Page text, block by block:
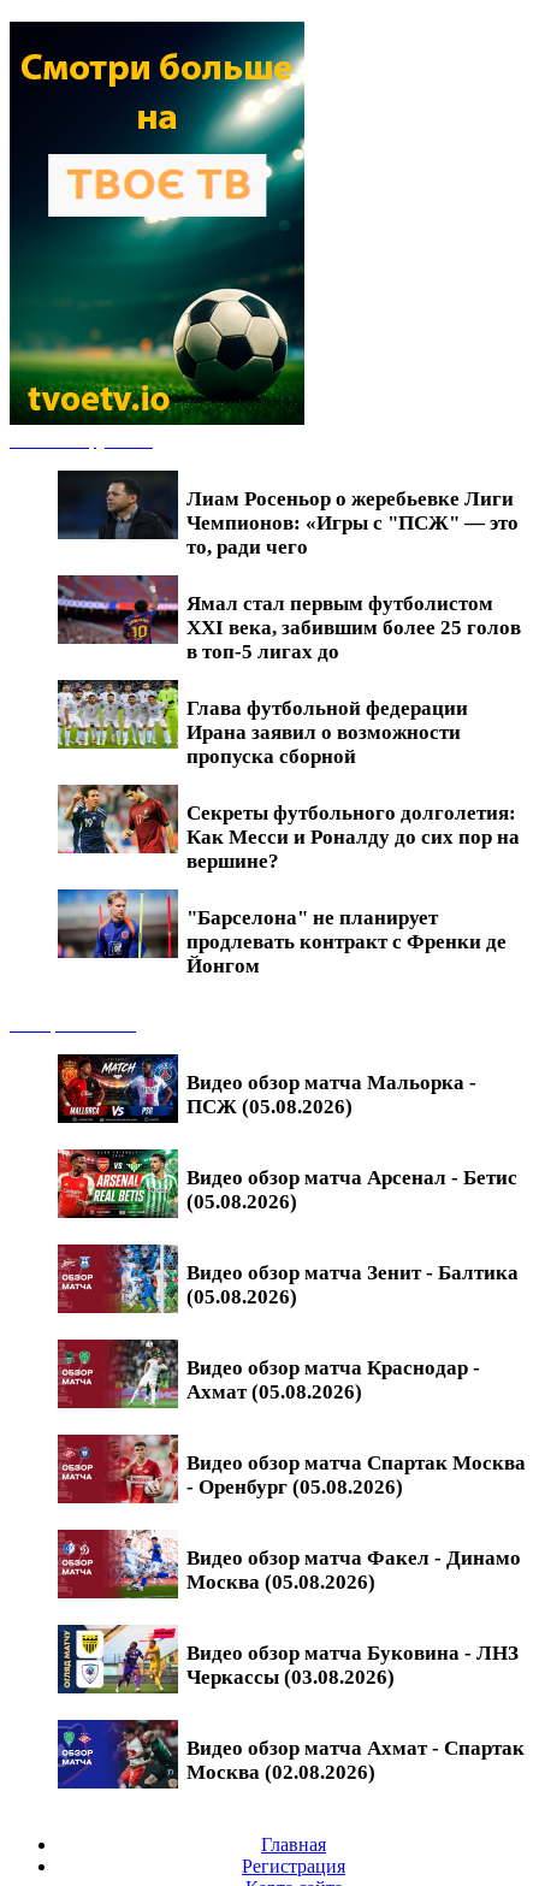
Лиам Росеньор о жеребьевке Лиги
Чемпионов: «Игры с "ПСЖ" — это
то, ради чего
Ямал стал первым футболистом
XXI века, забившим более 25 голов
в топ-5 лигах до
Глава футбольной федерации
Ирана заявил о возможности
пропуска сборной
Секреты футбольного долголетия:
Как Месси и Роналду до сих пор на
вершине?
"Барселона" не планирует
продлевать контракт с Френки де
Йонгом
Видео обзор матча Мальорка -
ПСЖ (05.08.2026)
Видео обзор матча Арсенал - Бетис
(05.08.2026)
Видео обзор матча Зенит - Балтика
(05.08.2026)
Видео обзор матча Краснодар -
Ахмат (05.08.2026)
Видео обзор матча Спартак Москва
- Оренбург (05.08.2026)
Видео обзор матча Факел - Динамо
Москва (05.08.2026)
Видео обзор матча Буковина - ЛНЗ
Черкассы (03.08.2026)
Видео обзор матча Ахмат - Спартак
Москва (02.08.2026)
Главная
Регистрация